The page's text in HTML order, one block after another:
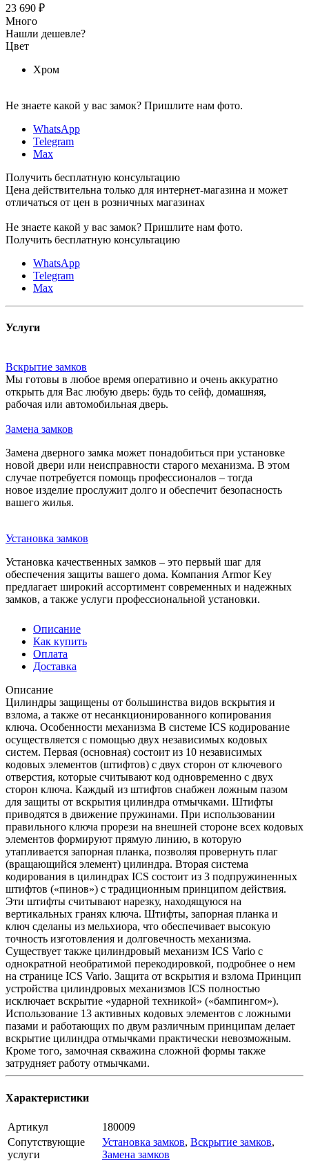
23 690 ₽
Много
Нашли дешевле?
Цвет
Хром
Не знаете какой у вас замок? Пришлите нам фото.
WhatsApp
Telegram
Max
Получить бесплатную консультацию
Цена действительна только для интернет-магазина и может
отличаться от цен в розничных магазинах
Не знаете какой у вас замок? Пришлите нам фото.
Получить бесплатную консультацию
WhatsApp
Telegram
Max
Услуги
Вскрытие замков
Мы готовы в любое время оперативно и очень аккуратно
открыть для Вас любую дверь: будь то сейф, домашняя,
рабочая или автомобильная дверь.
Замена замков
Замена дверного замка может понадобиться при установке
новой двери или неисправности старого механизма. В этом
случае потребуется помощь профессионалов – тогда
новое изделие прослужит долго и обеспечит безопасность
вашего жилья.
Установка замков
Установка качественных замков – это первый шаг для
обеспечения защиты вашего дома. Компания Armor Key
предлагает широкий ассортимент современных и надежных
замков, а также услуги профессиональной установки.
Описание
Как купить
Оплата
Доставка
Описание
Цилиндры защищены от большинства видов вскрытия и
взлома, а также от несанкционированного копирования
ключа. Особенности механизма В системе ICS кодирование
осуществляется с помощью двух независимых кодовых
систем. Первая (основная) состоит из 10 независимых
кодовых элементов (штифтов) с двух сторон от ключевого
отверстия, которые считывают код одновременно с двух
сторон ключа. Каждый из штифтов снабжен ложным пазом
для защиты от вскрытия цилиндра отмычками. Штифты
приводятся в движение пружинами. При использовании
правильного ключа прорези на внешней стороне всех кодовых
элементов формируют прямую линию, в которую
утапливается запорная планка, позволяя провернуть плаг
(вращающийся элемент) цилиндра. Вторая система
кодирования в цилиндрах ICS состоит из 3 подпружиненных
штифтов («пинов») с традиционным принципом действия.
Эти штифты считывают нарезку, находящуюся на
вертикальных гранях ключа. Штифты, запорная планка и
ключ сделаны из мельхиора, что обеспечивает высокую
точность изготовления и долговечность механизма.
Существует также цилиндровый механизм ICS Vario с
однократной необратимой перекодировкой, подробнее о нем
на странице ICS Vario. Защита от вскрытия и взлома Принцип
устройства цилиндровых механизмов ICS полностью
исключает вскрытие «ударной техникой» («бампингом»).
Использование 13 активных кодовых элементов с ложными
пазами и работающих по двум различным принципам делает
вскрытие цилиндра отмычками практически невозможным.
Кроме того, замочная скважина сложной формы также
затрудняет работу отмычками.
Характеристики
Артикул
180009
Сопутствующие
услуги
Установка замков, Вскрытие замков,
Замена замков